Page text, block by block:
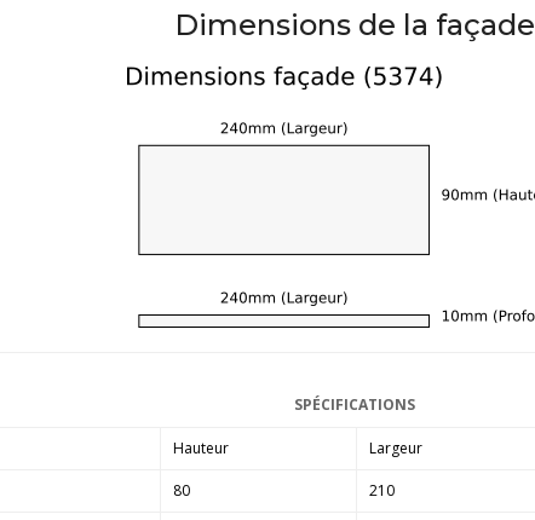
Dimensions de la façade
SPÉCIFICATIONS
Hauteur Largeur
80 210